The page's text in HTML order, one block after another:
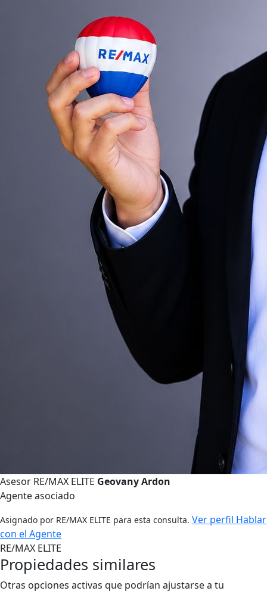
Asesor RE/MAX ELITE Geovany Ardon
Agente asociado
Asignado por RE/MAX ELITE para esta consulta. Ver perfil Hablar
con el Agente
RE/MAX ELITE
Propiedades similares
Otras opciones activas que podrían ajustarse a tu